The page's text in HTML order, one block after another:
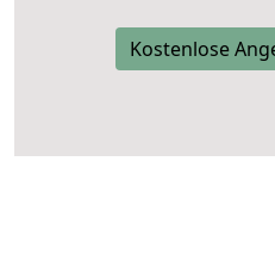
Kostenlose